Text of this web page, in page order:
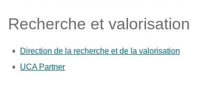
Recherche et valorisation
Direction de la recherche et de la valorisation
UCA Partner